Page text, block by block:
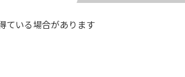
ている場合があります